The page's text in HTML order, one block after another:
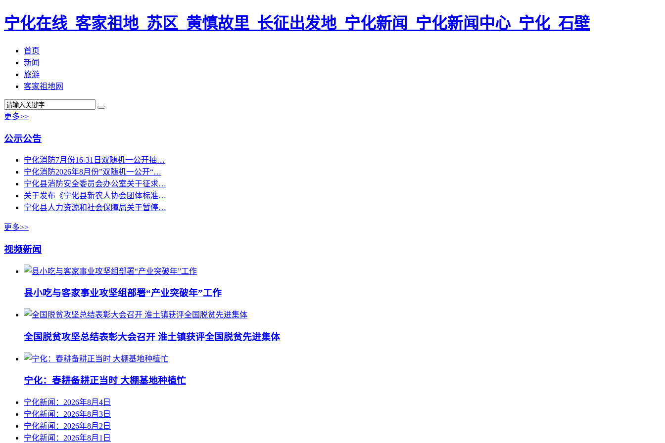
宁化在线_客家祖地_苏区_黄慎故里_长征出发地_宁化新闻_宁化新闻中心_宁化_石壁
首页
新闻
旅游
客家祖地网
更多>>
公示公告
宁化消防7月份16-31日双随机一公开抽…
宁化消防2026年8月份”双随机一公开“…
宁化县消防安全委员会办公室关于征求…
关于发布《宁化县新农人协会团体标准…
宁化县人力资源和社会保障局关于暂停…
更多>>
视频新闻
县小吃与客家事业攻坚组部署“产业突破年”工作
全国脱贫攻坚总结表彰大会召开 淮土镇获评全国脱贫先进集体
宁化：春耕备耕正当时 大棚基地种植忙
宁化新闻：2026年8月4日
宁化新闻：2026年8月3日
宁化新闻：2026年8月2日
宁化新闻：2026年8月1日